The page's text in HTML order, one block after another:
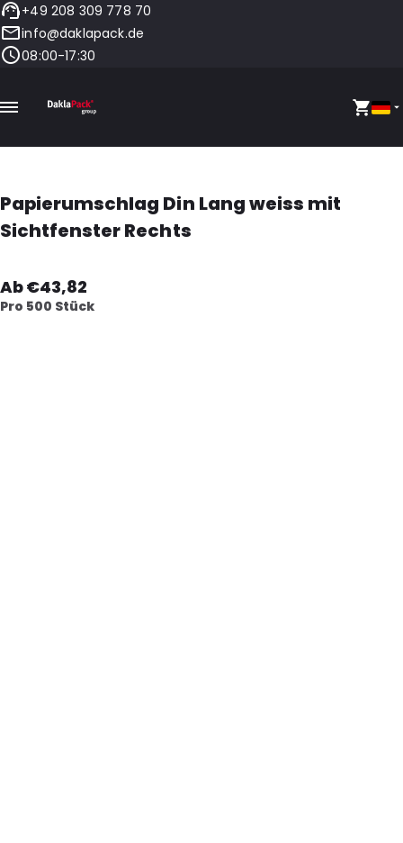
+49 208 309 778 70
info@daklapack.de
08:00-17:30
Papierumschlag Din Lang weiss mit
Sichtfenster Rechts
Ab €43,82
Pro 500 Stück